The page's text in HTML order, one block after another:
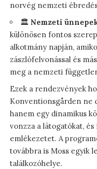
norvég nemzeti
🏛️ Nemzeti
különösen fontos
alkotmány napján,
zászlófelvonással és
meg a nemzeti
Ezek a rendezvények
Konventionsgården ne
hanem egy dinamikus
vonzza a látogatókat,
emlékezetet. A
továbbra is Moss egyik
találkozóhelye.